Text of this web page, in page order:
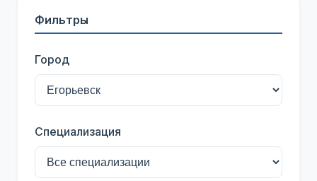
Фильтры
Город
Специализация